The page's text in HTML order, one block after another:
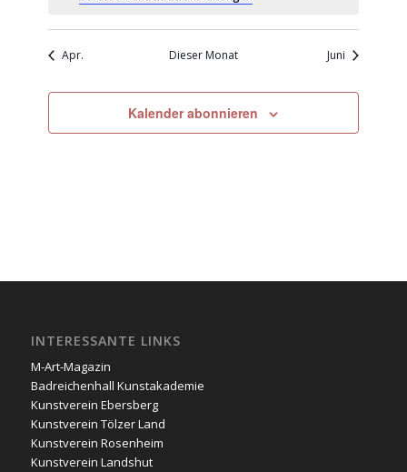
Apr. Dieser Monat Juni
Kalender abonnieren
INTERESSANTE LINKS
M-Art-Magazin
Badreichenhall Kunstakademie
Kunstverein Ebersberg
Kunstverein Tölzer Land
Kunstverein Rosenheim
Kunstverein Landshut